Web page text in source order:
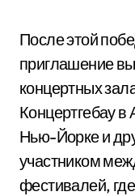
После этой
приглашение
концертных
Концертгебау
Нью-Йорке и
участником
фестивалей,